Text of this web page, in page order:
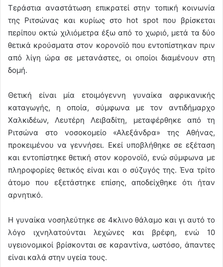
Τεράστια αναστάτωση επικρατεί στην τοπική κοινωνία
της Ριτσώνας και κυρίως στο hot spot που βρίσκεται
περίπου οκτώ χιλιόμετρα έξω από το χωριό, μετά τα δύο
θετικά κρούσματα στον κορονοϊό που εντοπίστηκαν πριν
από λίγη ώρα σε μετανάστες, οι οποίοι διαμένουν στη
δομή.
Θετική είναι μία ετοιμόγεννη γυναίκα αφρικανικής
καταγωγής, η οποία, σύμφωνα με τον αντιδήμαρχο
Χαλκιδέων, Λευτέρη Λειβαδίτη, μεταφέρθηκε από τη
Ριτσώνα στο νοσοκομείο «Αλεξάνδρα» της Αθήνας,
προκειμένου να γεννήσει. Εκεί υποβλήθηκε σε εξέταση
και εντοπίστηκε θετική στον κορονοϊό, ενώ σύμφωνα με
πληροφορίες θετικός είναι και ο σύζυγός της. Ένα τρίτο
άτομο που εξετάστηκε επίσης, αποδείχθηκε ότι ήταν
αρνητικό.
Η γυναίκα νοσηλεύτηκε σε 4κλινο θάλαμο και γι αυτό το
λόγο ιχνηλατούνται λεχώνες και βρέφη, ενώ 10
υγειονομικοί βρίσκονται σε καραντίνα, ωστόσο, άπαντες
είναι καλά στην υγεία τους.